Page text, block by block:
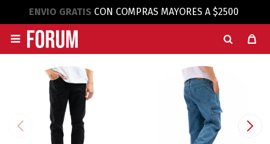
ENVIO GRATIS CON COMPRAS MAYORES A $2500
